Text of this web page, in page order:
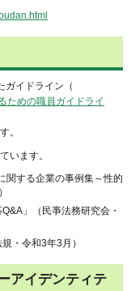
ガイドライン（
ための職員ガイドライ
。
います。
関する企業の事例集～性的
」（民亊法務研究会・
・令和3年3月）
アイデンティテ